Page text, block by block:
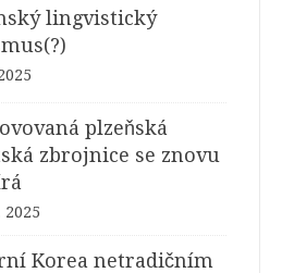
lingvistický
plzeňská
zbrojnice se znovu
2025
Korea netradičním